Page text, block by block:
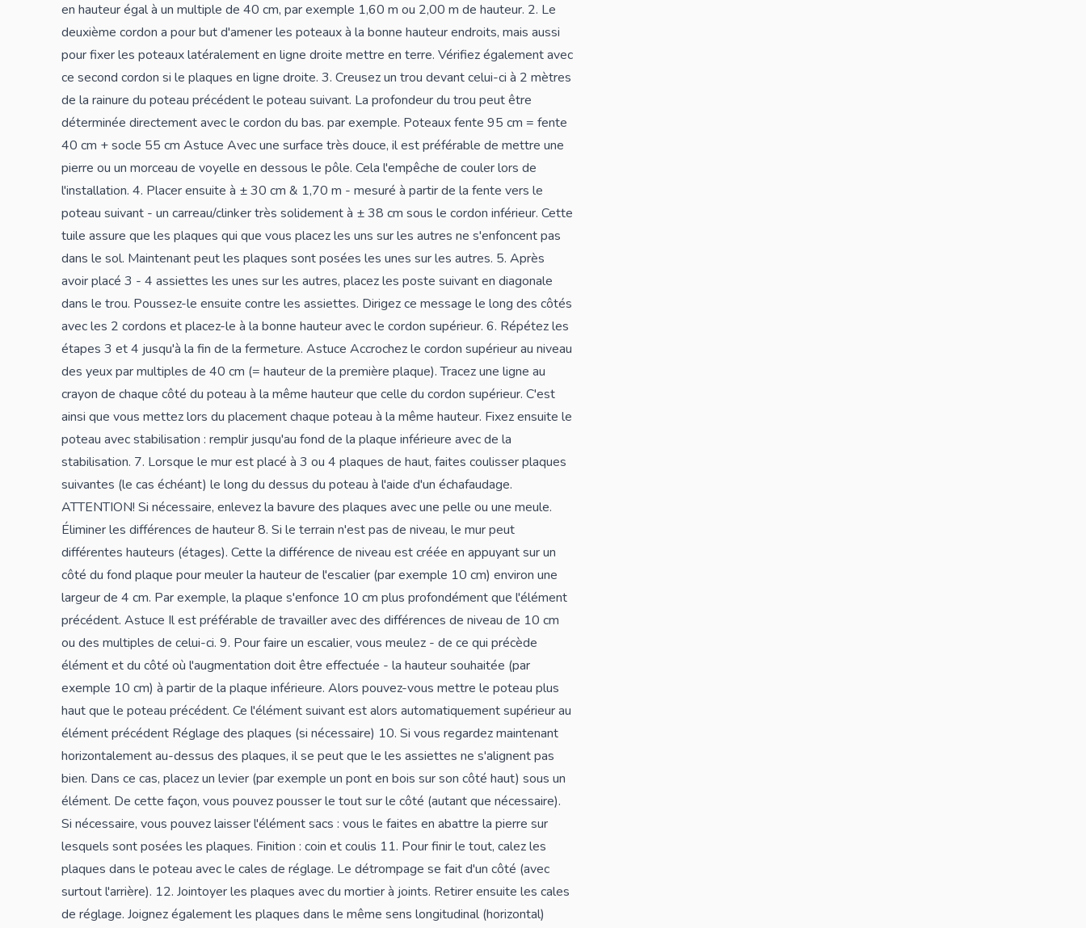
en hauteur égal à un multiple de 40 cm, par exemple 1,60 m ou 2,00 m de hauteur. 2. Le
deuxième cordon a pour but d'amener les poteaux à la bonne hauteur endroits, mais aussi
pour fixer les poteaux latéralement en ligne droite mettre en terre. Vérifiez également avec
ce second cordon si le plaques en ligne droite. 3. Creusez un trou devant celui-ci à 2 mètres
de la rainure du poteau précédent le poteau suivant. La profondeur du trou peut être
déterminée directement avec le cordon du bas. par exemple. Poteauxfente 95 cm = fente
40 cm + socle 55 cm Astuce Avec une surface très douce, il est préférable de mettre une
pierre ou un morceau de voyelle en dessous le pôle. Cela l'empêche de couler lors de
l'installation. 4. Placer ensuite à ± 30 cm & 1,70 m - mesuré à partir de la fente vers le
poteau suivant - un carreau/clinker très solidement à ± 38 cm sous le cordon inférieur. Cette
tuile assure que les plaques qui que vous placez les uns sur les autres ne s'enfoncent pas
dans le sol. Maintenant peut les plaques sont posées les unes sur les autres. 5. Après
avoir placé 3 - 4 assiettes les unes sur les autres, placez les poste suivant en diagonale
dans le trou. Poussez-le ensuite contre les assiettes. Dirigez ce message le long des côtés
avec les 2 cordons et placez-le à la bonne hauteur avec le cordon supérieur. 6. Répétez les
étapes 3 et 4 jusqu'à la fin de la fermeture. Astuce Accrochez le cordon supérieur au niveau
des yeux par multiples de 40 cm (= hauteur de la première plaque). Tracez une ligne au
crayon de chaque côté du poteau à la même hauteur que celle du cordon supérieur. C'est
ainsi que vous mettez lors du placement chaque poteau à la même hauteur. Fixez ensuite le
poteau avec stabilisation : remplir jusqu'au fond de la plaque inférieure avec de la
stabilisation. 7. Lorsque le mur est placé à 3 ou 4 plaques de haut, faites coulisser plaques
suivantes (le cas échéant) le long du dessus du poteau à l'aide d'un échafaudage.
ATTENTION! Si nécessaire, enlevez la bavure des plaques avec une pelle ou une meule.
Éliminer les différences de hauteur 8. Si le terrain n'est pas de niveau, le mur peut
différentes hauteurs (étages). Cette la différence de niveau est créée en appuyant sur un
côté du fond plaque pour meuler la hauteur de l'escalier (par exemple 10 cm) environ une
largeur de 4 cm. Par exemple, la plaque s'enfonce 10 cm plus profondément que l'élément
précédent. Astuce Il est préférable de travailler avec des différences de niveau de 10 cm
ou des multiples de celui-ci. 9. Pour faire un escalier, vous meulez - de ce qui précède
élément et du côté où l'augmentation doit être effectuée - la hauteur souhaitée (par
exemple 10 cm) à partir de la plaque inférieure. Alors pouvez-vous mettre le poteau plus
haut que le poteau précédent. Ce l'élément suivant est alors automatiquement supérieur au
élément précédent Réglage des plaques (si nécessaire) 10. Si vous regardez maintenant
horizontalement au-dessus des plaques, il se peut que le les assiettes ne s'alignent pas
bien. Dans ce cas, placez un levier (par exemple un pont en bois sur son côté haut) sous un
élément. De cette façon, vous pouvez pousser le tout sur le côté (autant que nécessaire).
Si nécessaire, vous pouvez laisser l'élément sacs : vous le faites en abattre la pierre sur
lesquels sont posées les plaques. Finition : coin et coulis 11. Pour finir le tout, calez les
plaques dans le poteau avec le cales de réglage. Le détrompage se fait d'un côté (avec
surtout l'arrière). 12. Jointoyer les plaques avec du mortier à joints. Retirer ensuite les cales
de réglage. Joignez également les plaques dans le même sens longitudinal (horizontal)